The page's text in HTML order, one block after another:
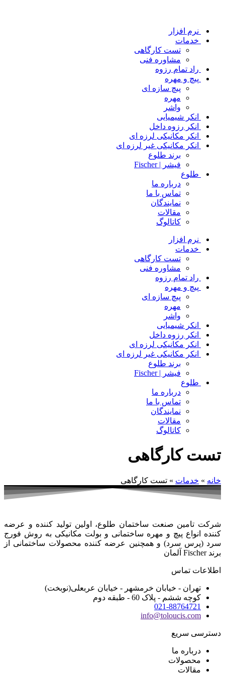
نرم افزار
خدمات
تست کارگاهی
مشاوره فنی
راد تمام رزوه
پیچ و مهره
پیچ سازه ای
مهره
واشر
انکر شیمیایی
انکر رزوه داخل
انکر مکانیکی لرزه ای
انکر مکانیکی غیر لرزه ای
برند طلوع
فیشر | Fischer
طلوع
درباره ما
تماس با ما
نمایندگان
مقالات
کاتالوگ
نرم افزار
خدمات
تست کارگاهی
مشاوره فنی
راد تمام رزوه
پیچ و مهره
پیچ سازه ای
مهره
واشر
انکر شیمیایی
انکر رزوه داخل
انکر مکانیکی لرزه ای
انکر مکانیکی غیر لرزه ای
برند طلوع
فیشر | Fischer
طلوع
درباره ما
تماس با ما
نمایندگان
مقالات
کاتالوگ
تست کارگاهی
خانه » خدمات » تست کارگاهی
شرکت تامین صنعت ساختمان طلوع، اولین تولید کننده و عرضه
کننده انواع پیچ و مهره ساختمانی و بولت مکانیکی به روش فورج
سرد (پرس سرد) و همچنین عرضه کننده محصولات ساختمانی از
برند Fischer آلمان
اطلاعات تماس
تهران - خیابان خرمشهر - خیابان عربعلی(نوبخت)
کوچه ششم - پلاک 60 - طبقه دوم
021-88764721
info@toloucis.com
دسترسی سریع
درباره ما
محصولات
مقالات